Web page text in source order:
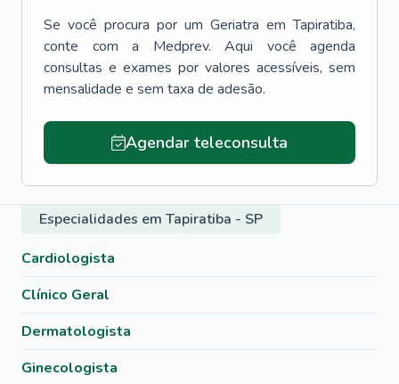
Se você procura por um Geriatra em Tapiratiba,
conte com a Medprev. Aqui você agenda
consultas e exames por valores acessíveis, sem
mensalidade e sem taxa de adesão.
Agendar teleconsulta
Especialidades em Tapiratiba - SP
Cardiologista
Clínico Geral
Dermatologista
Ginecologista